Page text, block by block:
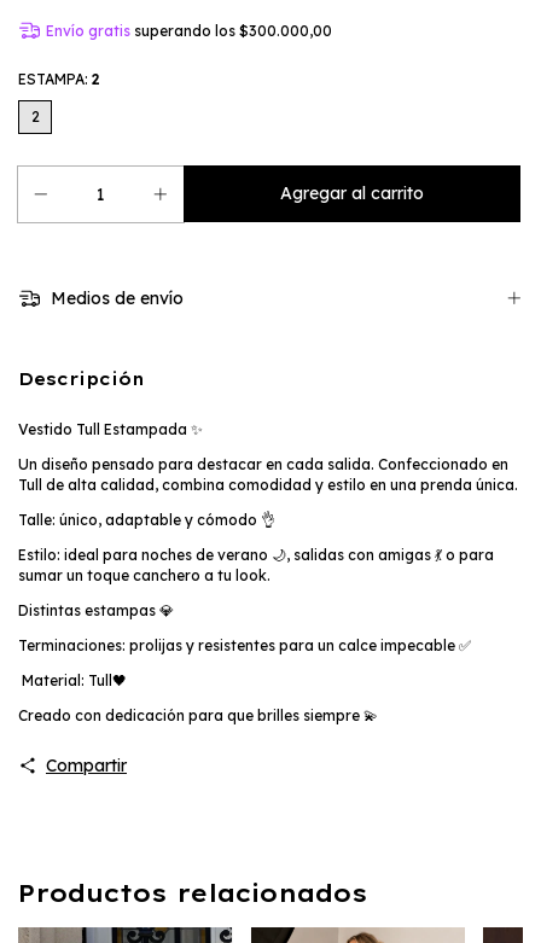
Envío gratis superando los $300.000,00
ESTAMPA: 2
2
Medios de envío
Descripción
Vestido Tull Estampada ✨
Un diseño pensado para destacar en cada salida. Confeccionado en
Tull de alta calidad, combina comodidad y estilo en una prenda única.
Talle: único, adaptable y cómodo 👌
Estilo: ideal para noches de verano 🌙, salidas con amigas 💃 o para
sumar un toque canchero a tu look.
Distintas estampas 💎
Terminaciones: prolijas y resistentes para un calce impecable ✅
Material: Tull🖤
Creado con dedicación para que brilles siempre 💫
Compartir
Productos relacionados